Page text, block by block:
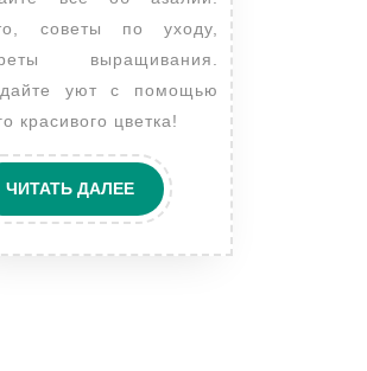
цветами
советы по уходу,
выращивания.
уют с помощью
красивого цветка!
ЧИТАТЬ ДАЛЕЕЧИТАТЬ
ДАЛЕЕ